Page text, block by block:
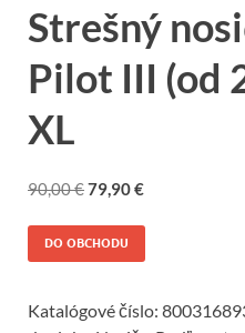
Strešný
Pilot III (od
XL
90,00€79,90€
DO OBCHODU
Katalógové číslo: